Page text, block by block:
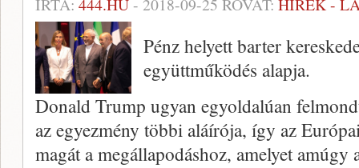
ÍRTA: 444.HU- 2018-09-25 ROVAT: HÍREK -
Pénz helyett barter
együttműködés alapja.
Donald Trump ugyan egyoldalúan
az egyezmény többi aláírója, így az
magát a megállapodáshoz, amelyet amúgy